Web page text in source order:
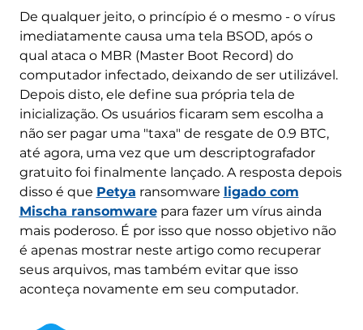
De qualquer jeito, o princípio é o mesmo - o vírus
imediatamente causa uma tela BSOD, após o
qual ataca o MBR (Master Boot Record) do
computador infectado, deixando de ser utilizável.
Depois disto, ele define sua própria tela de
inicialização. Os usuários ficaram sem escolha a
não ser pagar uma "taxa" de resgate de 0.9 BTC,
até agora, uma vez que um descriptografador
gratuito foi finalmente lançado. A resposta depois
disso é que Petya ransomware ligado com
Mischa ransomwarepara fazer um vírus ainda
mais poderoso. É por isso que nosso objetivo não
é apenas mostrar neste artigo como recuperar
seus arquivos, mas também evitar que isso
aconteça novamente em seu computador.